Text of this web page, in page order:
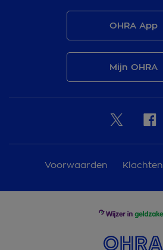
OHRA App
Mijn OHRA
Voorwaarden Klachten